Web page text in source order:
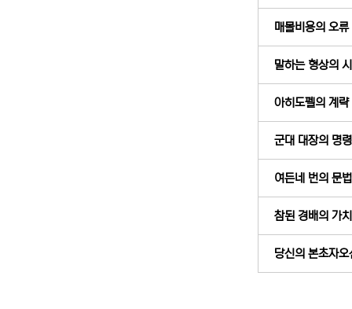
매몰비용의 오
말하는 형상의
아히도펠의 계
군대 대장의 명
여든네 번의 문
참된 경배의 가
당신의 본초자